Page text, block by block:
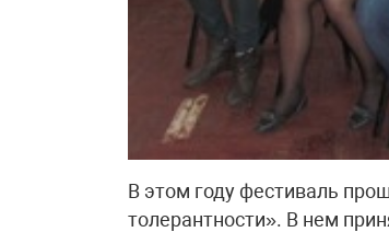
В этом году фестиваль
толерантности». В нем